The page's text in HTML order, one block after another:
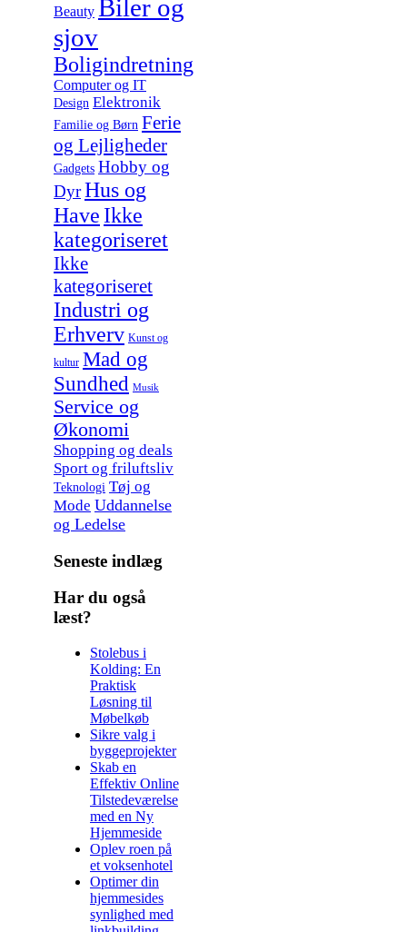
Beauty Biler og
sjov
Boligindretning
Computer og IT
Design Elektronik
Familie og Børn Ferie
og Lejligheder
Gadgets Hobby og
DyrHus og
Have Ikke
kategoriseret
Ikke
kategoriseret
Industri og
Erhverv Kunst og
kultur Mad og
Sundhed Musik
Service og
Økonomi
Shopping og deals
Sport og friluftsliv
Teknologi Tøj og
Mode Uddannelse
og Ledelse
Seneste indlæg
Har du også
læst?
Stolebus i
Kolding: En
Praktisk
Løsning til
Møbelkøb
Sikre valg i
byggeprojekter
Skab en
Effektiv Online
Tilstedeværelse
med en Ny
Hjemmeside
Oplev roen på
et voksenhotel
Optimer din
hjemmesides
synlighed med